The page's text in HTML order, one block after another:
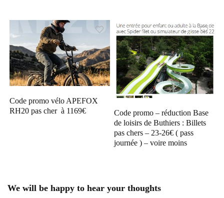
Code promo vélo APEFOX
RH20 pas cher à 1169€
Code promo – réduction Base
de loisirs de Buthiers : Billets
pas chers – 23-26€ ( pass
journée ) – voire moins
We will be happy to hear your thoughts